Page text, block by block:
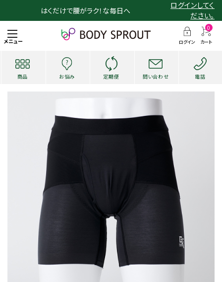
はくだけで腰がラク！な毎日へ
ログインしてく
ださい。
メニュー ログイン
0
カート
商品 お悩み 定期便 問い合わせ 電話
お悩み・用途から探す
ショッピングガイド
ログイン・新規会員登録